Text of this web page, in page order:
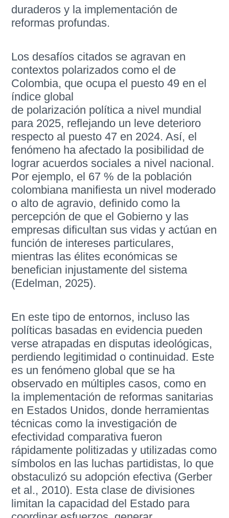
duraderos y la implementación de
reformas profundas.
Los desafíos citados se agravan en
contextos polarizados como el de
Colombia, que ocupa el puesto 49 en el
índice global
de polarización política a nivel mundial
para 2025, reflejando un leve deterioro
respecto al puesto 47 en 2024. Así, el
fenómeno ha afectado la posibilidad de
lograr acuerdos sociales a nivel nacional.
Por ejemplo, el 67 % de la población
colombiana manifiesta un nivel moderado
o alto de agravio, definido como la
percepción de que el Gobierno y las
empresas dificultan sus vidas y actúan en
función de intereses particulares,
mientras las élites económicas se
benefician injustamente del sistema
(Edelman, 2025).
En este tipo de entornos, incluso las
políticas basadas en evidencia pueden
verse atrapadas en disputas ideológicas,
perdiendo legitimidad o continuidad. Este
es un fenómeno global que se ha
observado en múltiples casos, como en
la implementación de reformas sanitarias
en Estados Unidos, donde herramientas
técnicas como la investigación de
efectividad comparativa fueron
rápidamente politizadas y utilizadas como
símbolos en las luchas partidistas, lo que
obstaculizó su adopción efectiva (Gerber
et al., 2010). Esta clase de divisiones
limitan la capacidad del Estado para